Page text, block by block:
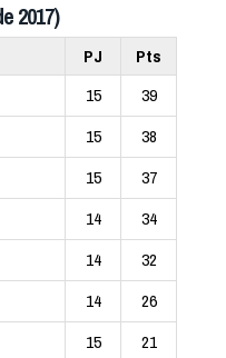
2017)
PJ
Pts
15
39
15
38
15
37
14
34
14
32
14
26
15
21